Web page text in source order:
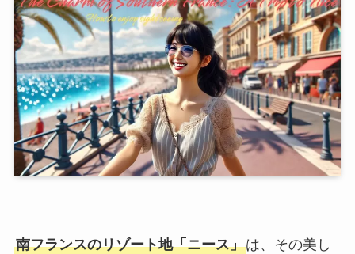
南フランスのリゾート地「ニース」は、その美し